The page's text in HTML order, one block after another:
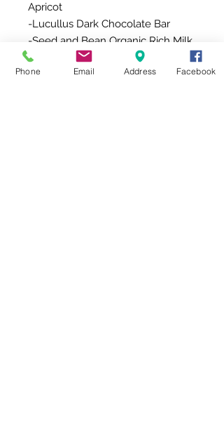
Apricot
-Lucullus Dark Chocolate Bar
-Seed and Bean Organic Rich Milk
Chocolate Sicilian Hazelnut and
Almond 58% Cocoa
Phone Email Address Facebook